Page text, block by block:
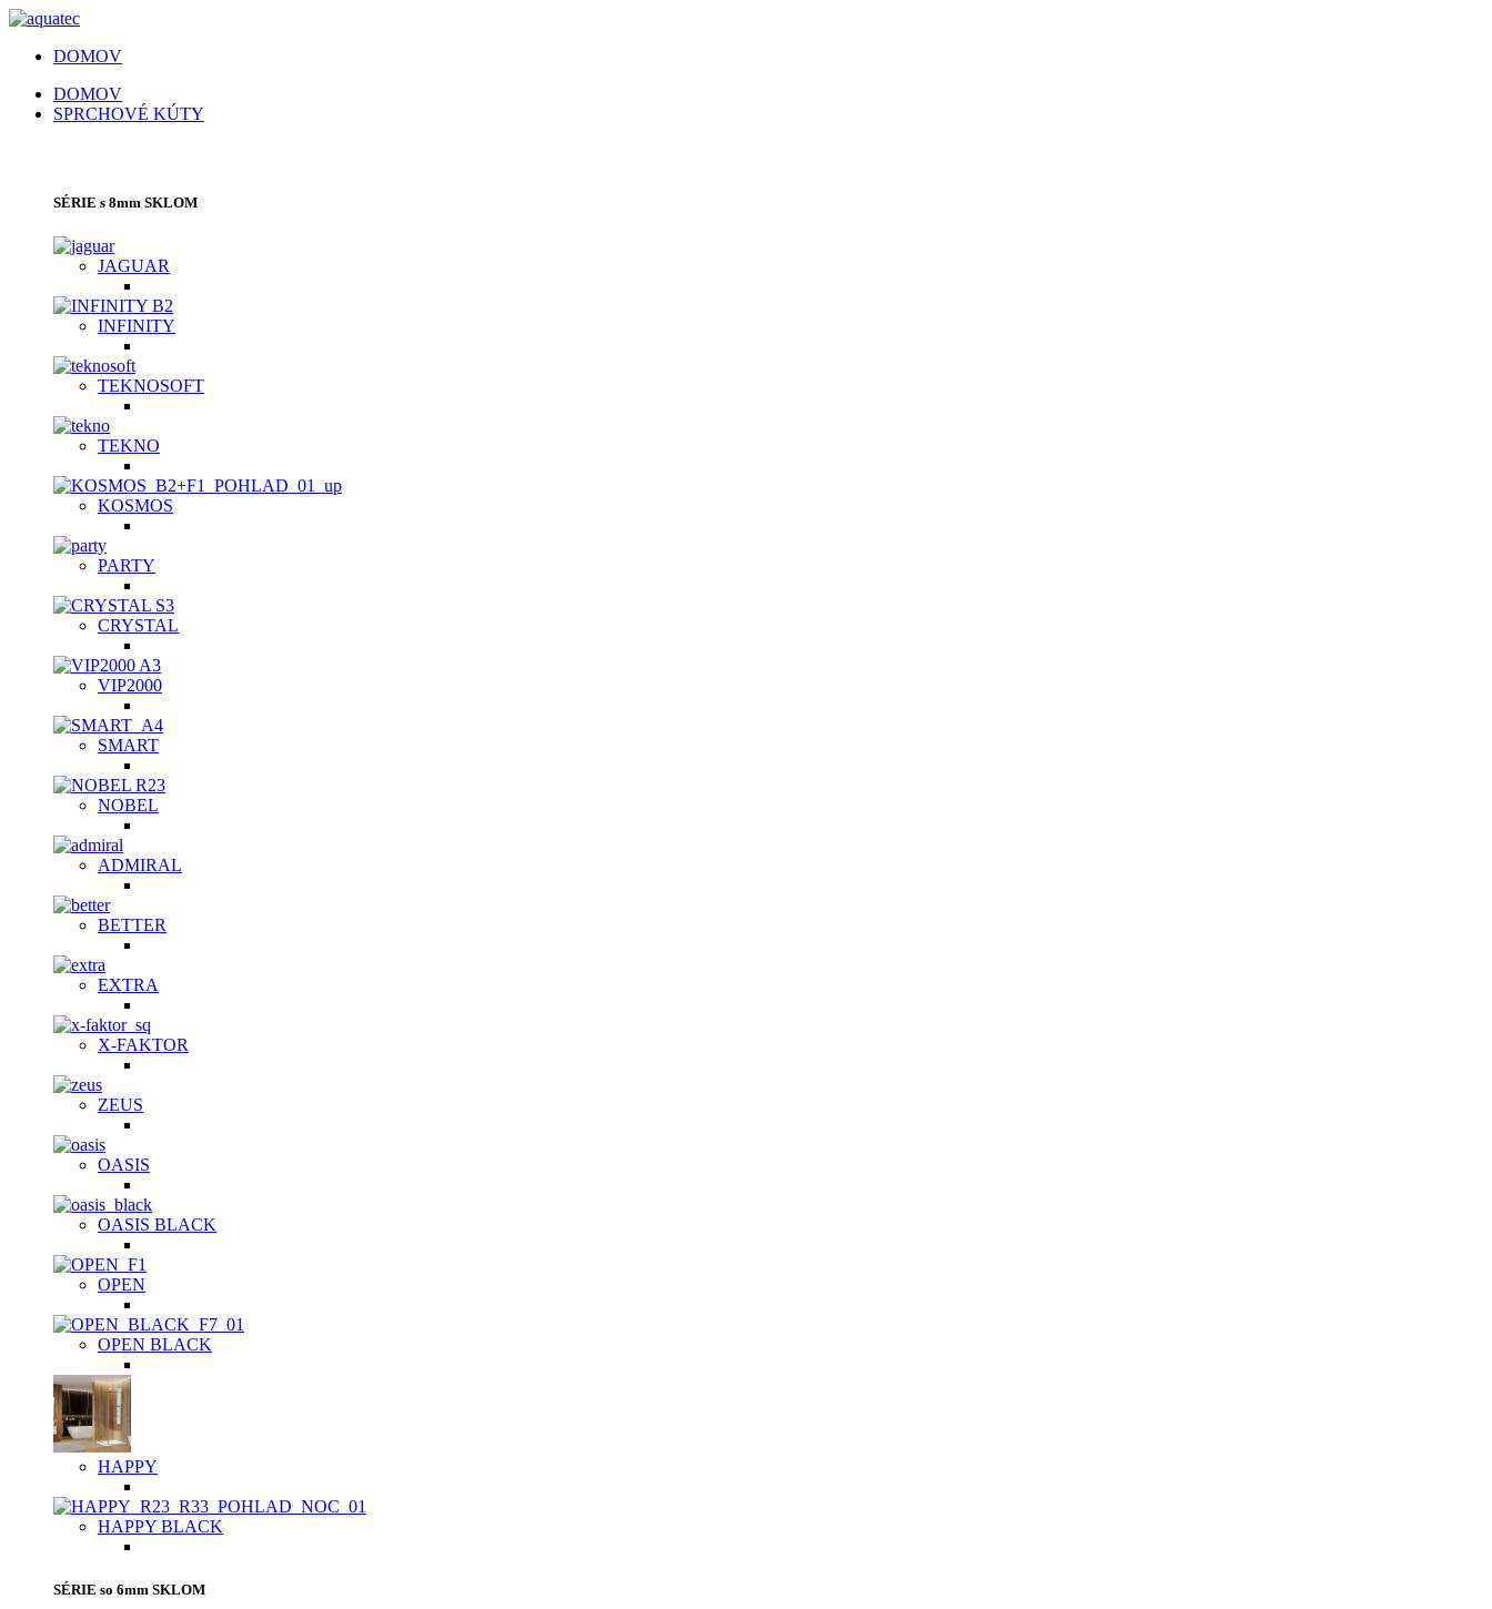
DOMOV
DOMOV
SPRCHOVÉ KÚTY
SÉRIE s 8mm SKLOM
JAGUAR
INFINITY
TEKNOSOFT
TEKNO
KOSMOS
PARTY
CRYSTAL
VIP2000
SMART
NOBEL
ADMIRAL
BETTER
EXTRA
X-FAKTOR
ZEUS
OASIS
OASIS BLACK
OPEN
OPEN BLACK
HAPPY
HAPPY BLACK
SÉRIE so 6mm SKLOM